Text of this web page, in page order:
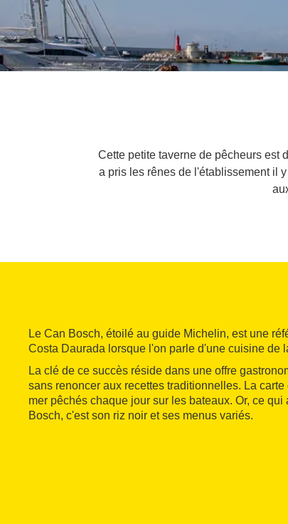
Cette petite taverne de pêcheurs est
a pris les rênes de l'établissement il
Le Can Bosch, étoilé au guide Michelin, est une
Costa Daurada lorsque l'on parle d'une cuisine de
La clé de ce succès réside dans une offre
sans renoncer aux recettes traditionnelles. La
mer pêchés chaque jour sur les bateaux. Or, ce
Bosch, c'est son riz noir et ses menus variés.